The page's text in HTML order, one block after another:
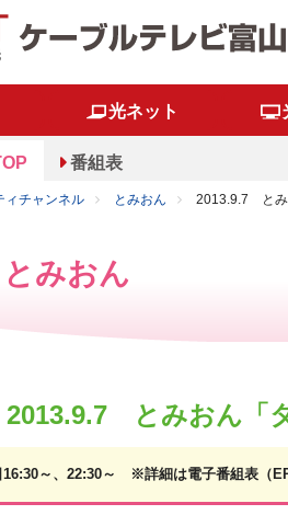
光ネット
番組表
ィチャンネル とみおん 2013.9.7 とみ
とみおん
2013.9.7 とみおん「
16:30～、22:30～ ※詳細は電子番組表（